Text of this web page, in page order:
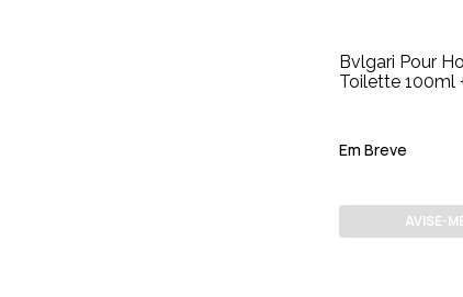
Bvlgari Pour
Toilette 100ml
Em Breve
AVISE-